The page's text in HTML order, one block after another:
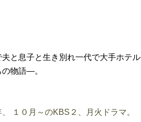
と息子と生き別れ一代で大手ホテ
物語―。
、 １０月～のKBS２、月火ドラマ。